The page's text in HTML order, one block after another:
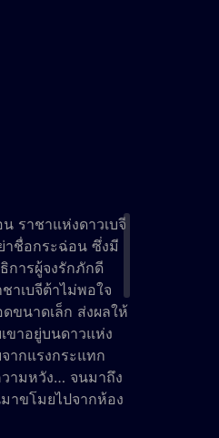
ราชาแห่งดาวเบจี
าชื่อกระฉ่อน ซึ่งมี
การผู้จงรักภักดี
าเบจีต้าไม่พอใจ
ขนาดเล็ก ส่งผลให้
ขาอยู่บนดาวแห่ง
ากแรงกระแทก
ามหวัง… จนมาถึง
าขโมยไปจากห้อง